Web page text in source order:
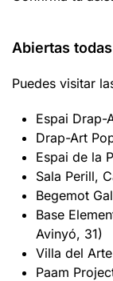
Abiertas
Puedes visitar
Espai Drap-
Drap-Art
Espai de la
Sala Perill,
Begemot
Base
Avinyó, 31)
Villa del
Paam